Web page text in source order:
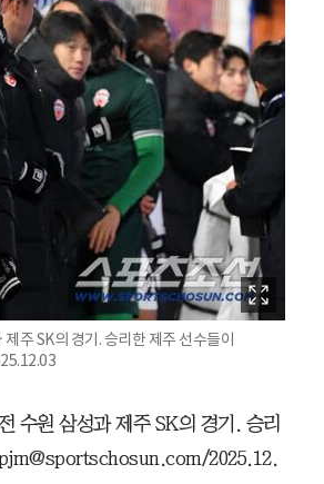
주 SK의 경기. 승리한 제주 선수들이
수원 삼성과 제주 SK의 경기. 승리
pjm@sportschosun.com/2025.12.